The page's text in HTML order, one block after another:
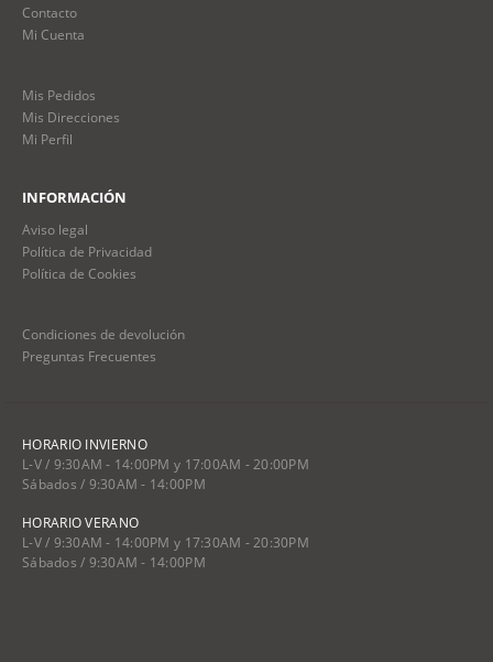
Contacto
Mi Cuenta
Mis Pedidos
Mis Direcciones
Mi Perfil
INFORMACIÓN
Aviso legal
Política de Privacidad
Política de Cookies
Condiciones de devolución
Preguntas Frecuentes
HORARIO INVIERNO
L-V / 9:30AM - 14:00PM y 17:00AM - 20:00PM
Sábados / 9:30AM - 14:00PM
HORARIO VERANO
L-V / 9:30AM - 14:00PM y 17:30AM - 20:30PM
Sábados / 9:30AM - 14:00PM